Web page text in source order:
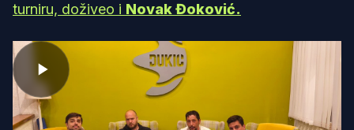
turniru, doživeo i Novak Đoković.